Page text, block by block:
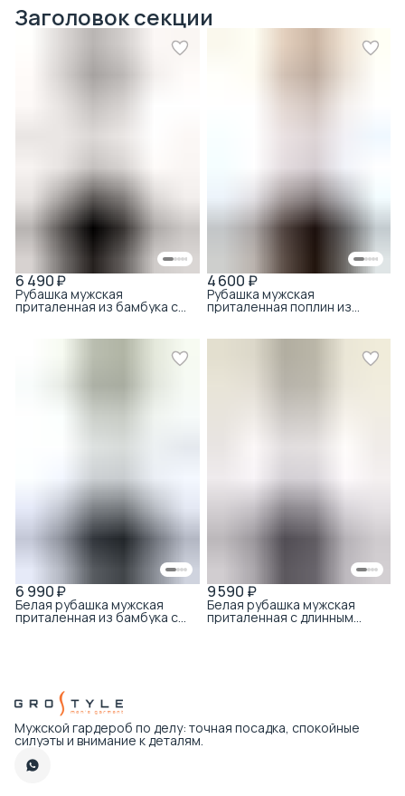
Заголовок секции
6 490 ₽
Рубашка мужская
приталенная из бамбука с
хлопком белый
4 600 ₽
Рубашка мужская
приталенная поплин из
хлопка белый
6 990 ₽
Белая рубашка мужская
приталенная из бамбука с
9 590 ₽
Белая рубашка мужская
приталенная с длинным
Мужской гардероб по делу: точная посадка, спокойные
силуэты и внимание к деталям.